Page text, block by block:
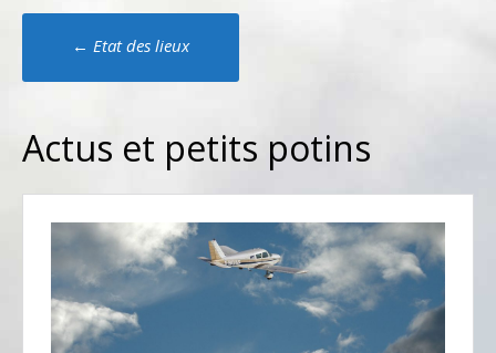
Poste
navigation
← Etat des lieux
Actus et petits potins